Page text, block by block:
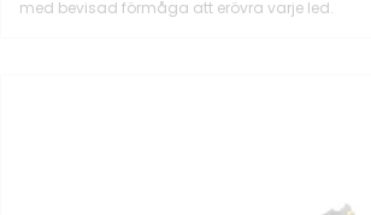
med bevisad förmåga att erövra varje led.